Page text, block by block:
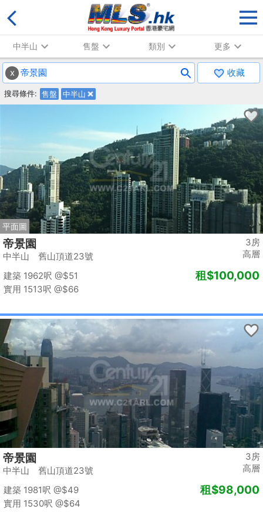
中半山 售盤 類別 更多
x 收藏
搜尋條件: 售盤 中半山
平面圖
3房
高層
帝景園
中半山 舊山頂道23號
建築 1962呎 @$51
實用 1513呎 @$66
租$100,000
3房
高層
帝景園
中半山 舊山頂道23號
建築 1981呎 @$49
實用 1530呎 @$64
租$98,000